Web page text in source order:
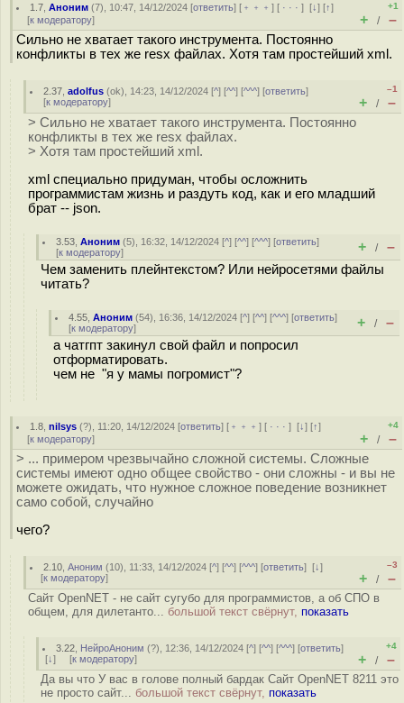
1.7 ,Аноним (7), 10:47, 14/12/2024 [ответить] [ ﹢﹢﹢] [ · · ·][↓] [↑]
[к модератору]
+1
+ / –
Сильно не хватает такого инструмента. Постоянно
конфликты в тех же resx файлах. Хотя там простейший xml.
2.37 ,adolfus (ok), 14:23, 14/12/2024 [^] [^^] [^^^] [ответить]
[к модератору]
–1
+ / –
> Сильно не хватает такого инструмента. Постоянно
конфликты в тех же resx файлах.
> Хотя там простейший xml.
xml специально придуман, чтобы осложнить
программистам жизнь и раздуть код, как и его младший
брат -- json.
3.53 ,Аноним (5), 16:32, 14/12/2024 [^] [^^] [^^^] [ответить]
[к модератору] + / –
Чем заменить плейнтекстом? Или нейросетями файлы
читать?
4.55 ,Аноним (54), 16:36, 14/12/2024 [^] [^^] [^^^] [ответить]
[к модератору] + / –
а чатгпт закинул свой файл и попросил
отформатировать.
чем не "я у мамы погромист"?
1.8 ,nilsys (?), 11:20, 14/12/2024 [ответить] [ ﹢﹢﹢] [ · · ·][↓] [↑]
[к модератору]
+4
+ / –
> ... примером чрезвычайно сложной системы. Сложные
системы имеют одно общее свойство - они сложны - и вы не
можете ожидать, что нужное сложное поведение возникнет
само собой, случайно
чего?
2.10 ,Аноним (10), 11:33, 14/12/2024 [^] [^^] [^^^] [ответить][↓]
[к модератору]
–3
+ / –
Сайт OpenNET - не сайт сугубо для программистов, а об СПО в
общем, для дилетанто... большой текст свёрнут, показать
3.22 НейроАноним (?), 12:36, 14/12/2024 [^] [^^] [^^^] [ответить]
[↓] [к модератору]
+4
+ / –
Да вы что У вас в голове полный бардак Сайт OpenNET 8211 это
не просто сайт... большой текст свёрнут, показать